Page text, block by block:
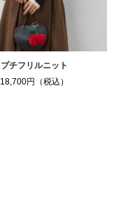
プチフリルニット
18,700円（税込）